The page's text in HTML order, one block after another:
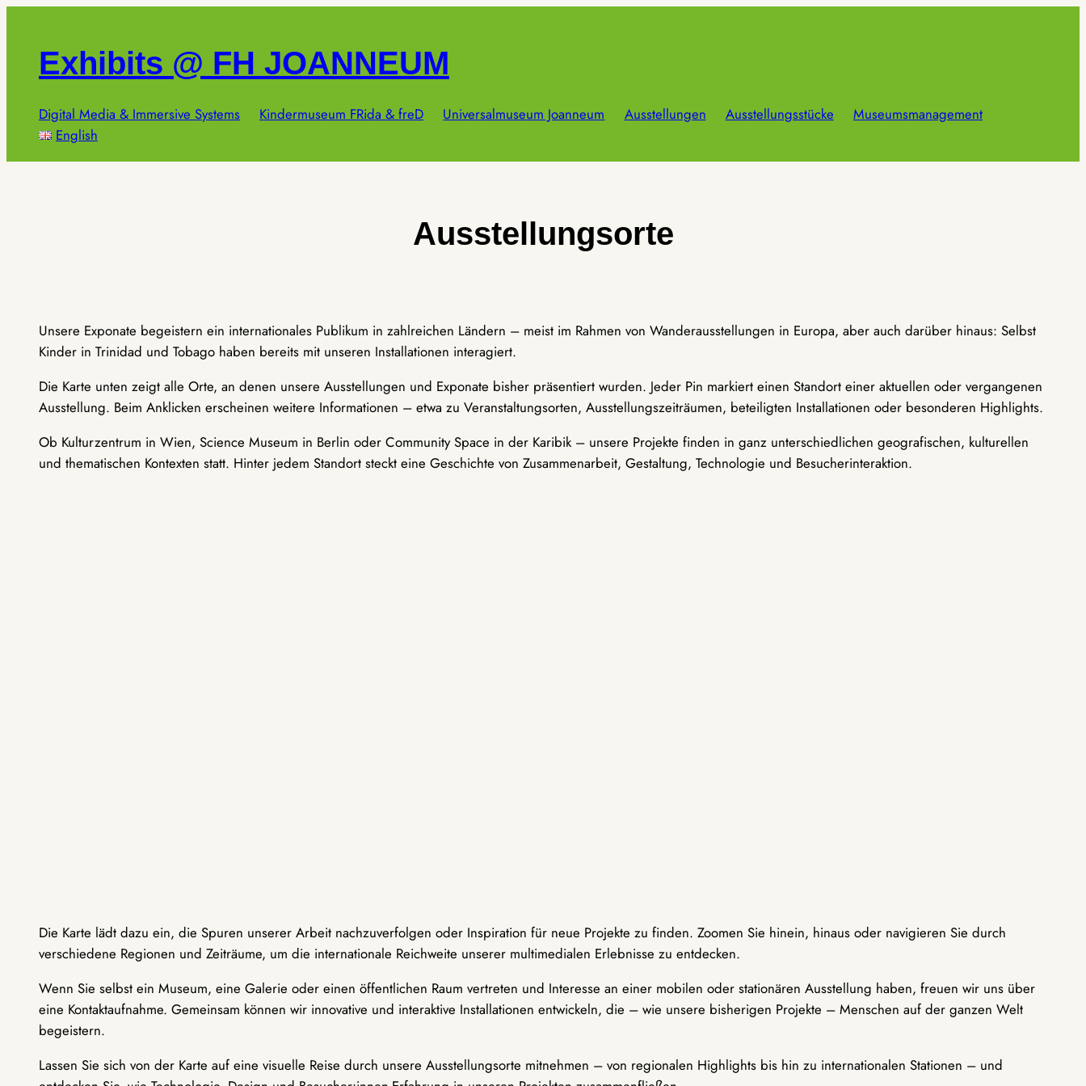
springenExhibits @ FH JOANNEUM
Digital Media & Immersive Systems Kindermuseum FRida & freD Universalmuseum Joanneum Ausstellungen Ausstellungsstücke
Museumsmanagement
English
Ausstellungsorte
Unsere Exponate begeistern ein internationales Publikum in zahlreichen Ländern – meist im Rahmen von Wanderausstellungen in Europa, aber auch darüber hinaus: Selbst
Kinder in Trinidad und Tobago haben bereits mit unseren Installationen interagiert.
Die Karte unten zeigt alle Orte, an denen unsere Ausstellungen und Exponate bisher präsentiert wurden. Jeder Pin markiert einen Standort einer aktuellen oder vergangenen
Ausstellung. Beim Anklicken erscheinen weitere Informationen – etwa zu Veranstaltungsorten, Ausstellungszeiträumen, beteiligten Installationen oder besonderen Highlights.
Ob Kulturzentrum in Wien, Science Museum in Berlin oder Community Space in der Karibik – unsere Projekte finden in ganz unterschiedlichen geografischen, kulturellen
und thematischen Kontexten statt. Hinter jedem Standort steckt eine Geschichte von Zusammenarbeit, Gestaltung, Technologie und Besucherinteraktion.
Die Karte lädt dazu ein, die Spuren unserer Arbeit nachzuverfolgen oder Inspiration für neue Projekte zu finden. Zoomen Sie hinein, hinaus oder navigieren Sie durch
verschiedene Regionen und Zeiträume, um die internationale Reichweite unserer multimedialen Erlebnisse zu entdecken.
Wenn Sie selbst ein Museum, eine Galerie oder einen öffentlichen Raum vertreten und Interesse an einer mobilen oder stationären Ausstellung haben, freuen wir uns über
eine Kontaktaufnahme. Gemeinsam können wir innovative und interaktive Installationen entwickeln, die – wie unsere bisherigen Projekte – Menschen auf der ganzen Welt
begeistern.
Lassen Sie sich von der Karte auf eine visuelle Reise durch unsere Ausstellungsorte mitnehmen – von regionalen Highlights bis hin zu internationalen Stationen – und